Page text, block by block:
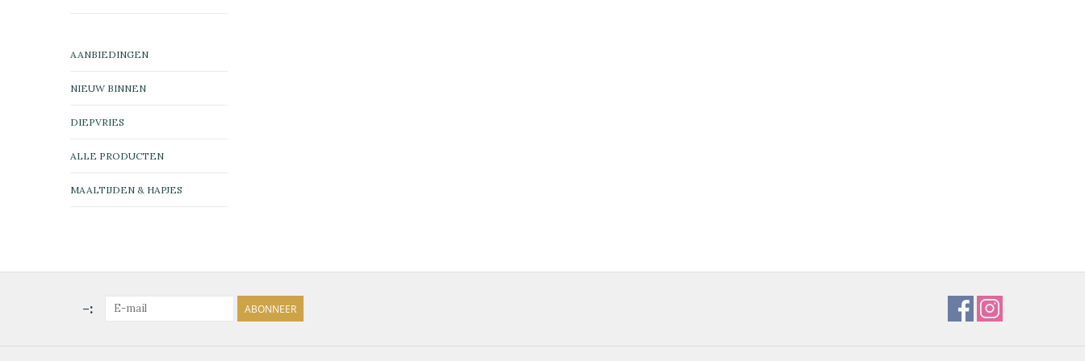
AANBIEDINGEN
NIEUW BINNEN
DIEPVRIES
ALLE PRODUCTEN
MAALTIJDEN & HAPJES
-: ABONNEER